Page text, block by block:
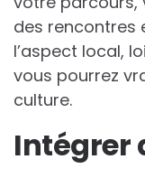
des rencontres
l’aspect local,
vous pourrez
culture.
Intégrer